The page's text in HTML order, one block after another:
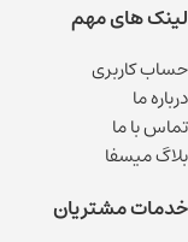
لینک های مهم
حساب کاربری
درباره ما
تماس با ما
بلاگ میسفا
خدمات مشتریان